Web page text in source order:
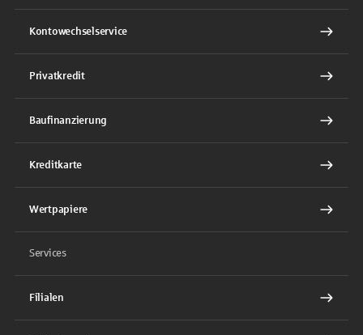
Kontowechselservice
Privatkredit
Baufinanzierung
Kreditkarte
Wertpapiere
Services
Filialen